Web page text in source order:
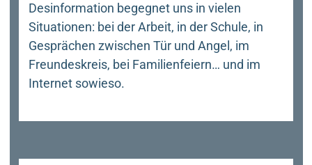
Desinformation begegnet uns in vielen
Situationen: bei der Arbeit, in der Schule, in
Gesprächen zwischen Tür und Angel, im
Freundeskreis, bei Familienfeiern… und im
Internet sowieso.